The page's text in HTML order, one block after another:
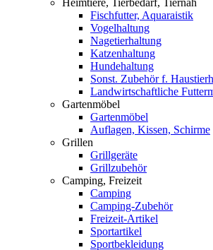
Heimtiere, Tierbedarf, Tiernah
Fischfutter, Aquaraistik
Vogelhaltung
Nagetierhaltung
Katzenhaltung
Hundehaltung
Sonst. Zubehör f.
Landwirtschaftliche
Gartenmöbel
Gartenmöbel
Auflagen, Kissen, Schirme
Grillen
Grillgeräte
Grillzubehör
Camping, Freizeit
Camping
Camping-Zubehör
Freizeit-Artikel
Sportartikel
Sportbekleidung